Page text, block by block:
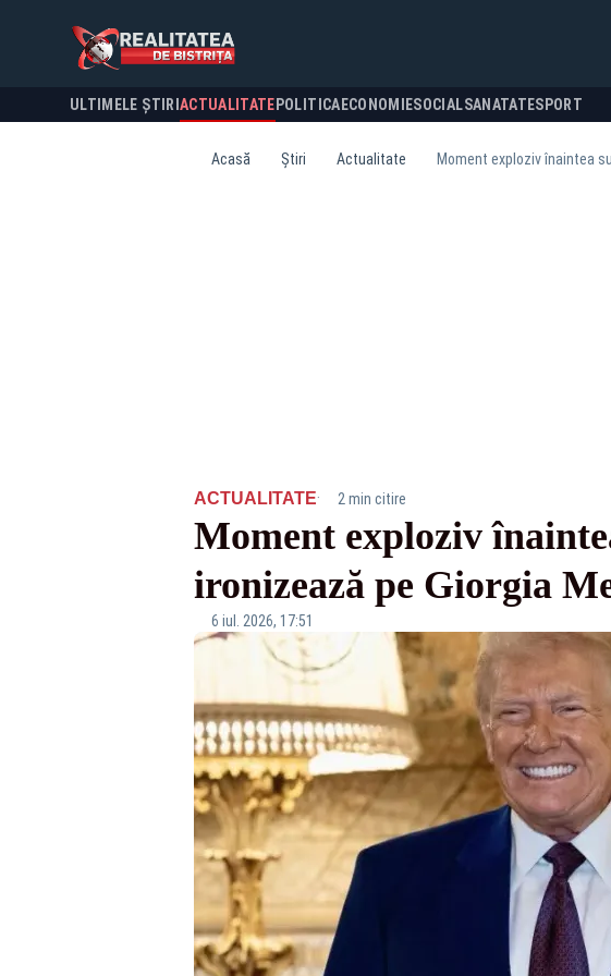
ULTIMELE ȘTIRI ACTUALITATE POLITICA ECONOMIESOCIALSANATATESPORT
Acasă Știri Actualitate Moment exploziv înaintea
ACTUALITATE· 2 min citire
Moment exploziv
ironizează pe Giorgia
6 iul. 2026, 17:51